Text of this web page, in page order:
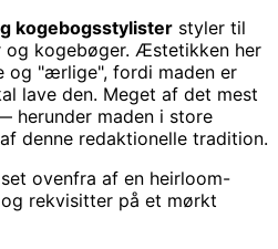
kogebogsstylister styler til
og kogebøger. Æstetikken her
og "ærlige", fordi maden er
lave den. Meget af det mest
herunder maden i store
denne redaktionelle tradition.
ovenfra af en heirloom-
rekvisitter på et mørkt